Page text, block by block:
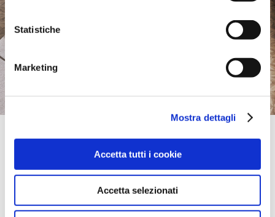
Statistiche
Marketing
Mostra dettagli
Accetta tutti i cookie
Accetta selezionati
74 RRUGA DEMOKRACIA,
9400, VLORE, Albania
portami qui